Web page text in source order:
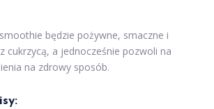
będzie pożywne, smaczne i
cukrzycą, a jednocześnie pozwoli na
na zdrowy sposób.